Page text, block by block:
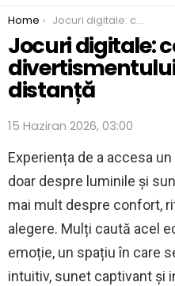
You are here:
Home Jocuri digitale: confortul și ritmul divertismentului la un clic distanță
Jocuri digitale:
distanță
15 Haziran 2026, 03:00
Experiența de a accesa
doar despre luminile și
mai mult despre confort,
alegere. Mulți caută acel
emoție, un spațiu în care
intuitiv, sunet captivant și